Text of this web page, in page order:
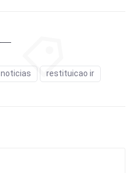
noticias restituicao ir